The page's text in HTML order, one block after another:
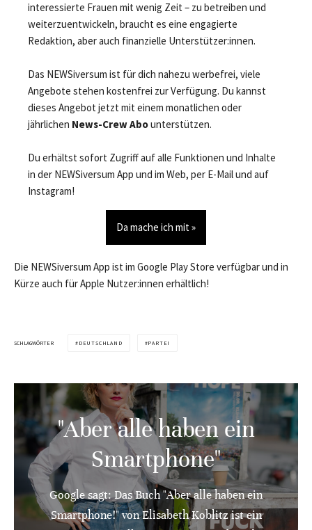
interessierte Frauen mit wenig Zeit – zu betreiben und
weiterzuentwickeln, braucht es eine engagierte
Redaktion, aber auch finanzielle Unterstützer:innen.
Das NEWSiversum ist für dich nahezu werbefrei, viele
Angebote stehen kostenfrei zur Verfügung. Du kannst
dieses Angebot jetzt mit einem monatlichen oder
jährlichen News-Crew Abounterstützen.
Du erhältst sofort Zugriff auf alle Funktionen und Inhalte
in der NEWSiversum App und im Web, per E-Mail und auf
Instagram!
Da mache ich mit »
Die NEWSiversum App ist im Google Play Store verfügbar und in
Kürze auch für Apple Nutzer:innen erhältlich!
SCHLAGWÖRTER DEUTSCHLAND PARTEI
"Aber alle haben ein
Smartphone"
Google sagt: Das Buch "Aber alle haben ein
Smartphone!" von Elisabeth Koblitz ist ein